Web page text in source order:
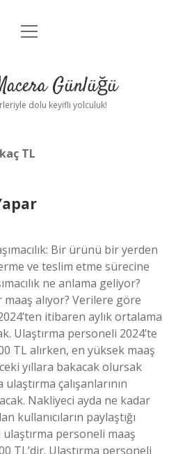
Anasayfa
Yasal Uyarı
menüyü
Günlüğü
dolu keyifli yolculuk!
TL
Bir ürünü bir yerden
ve teslim etme sürecine
ne anlama geliyor?
alıyor? Verilere göre
itibaren aylık ortalama
Ulaştırma personeli 2024’te
TL alırken, en yüksek maaş
yıllara bakacak olursak
çalışanlarının
Nakliyeci ayda ne kadar
kullanıcıların paylaştığı
personeli maaş
TL’dir. Ulaştırma personeli